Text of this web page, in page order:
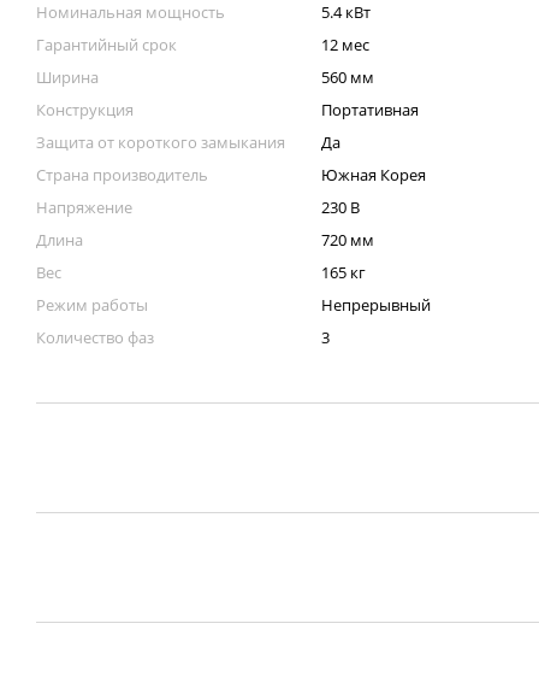
Номинальная мощность
5.4 кВт
Гарантийный срок
12 мес
Ширина
560 мм
Конструкция
Портативная
Защита от короткого замыкания
Да
Страна производитель
Южная Корея
Напряжение
230 В
Длина
720 мм
Вес
165 кг
Режим работы
Непрерывный
Количество фаз
3